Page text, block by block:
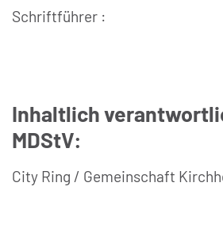
Schriftführer :
Inhaltlich
MDStV:
City Ring / Gemeinschaft